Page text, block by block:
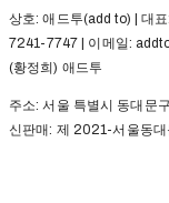
상호: 애드투(add to) | 대
7241-7747 | 이메일:
(황정희) 애드투
주소: 서울 특별시 동대문
신판매: 제 2021-서울동